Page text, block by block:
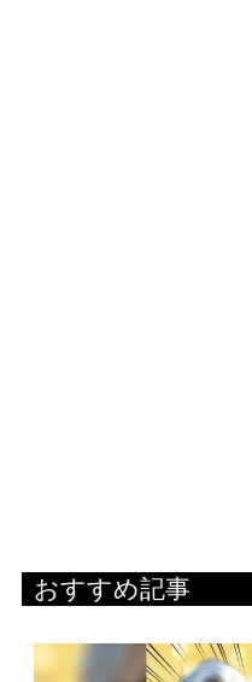
おすすめ記事